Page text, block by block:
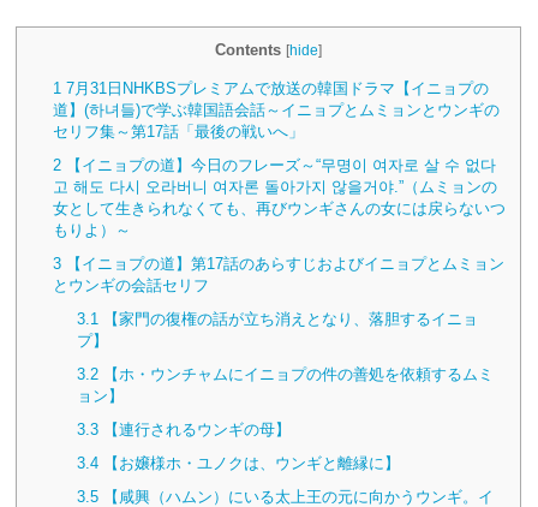
Contents [hide]
1 7月31日NHKBSプレミアムで放送の韓国ドラマ【イニョプの
道】(하녀들)で学ぶ韓国語会話～イニョプとムミョンとウンギの
セリフ集～第17話「最後の戦いへ」
2 【イニョプの道】今日のフレーズ～“무명이 여자로 살 수 없다
고 해도 다시 오라버니 여자론 돌아가지 않을거야.”（ムミョンの
女として生きられなくても、再びウンギさんの女には戻らないつ
もりよ）～
3 【イニョプの道】第17話のあらすじおよびイニョプとムミョン
とウンギの会話セリフ
3.1
【家門の復権の話が立ち消えとなり、落胆するイニョ
プ】
3.2 【ホ・ウンチャムにイニョプの件の善処を依頼するムミ
ョン】
3.3 【連行されるウンギの母】
3.4 【お嬢様ホ・ユノクは、ウンギと離縁に】
3.5 【咸興（ハムン）にいる太上王の元に向かうウンギ。イ